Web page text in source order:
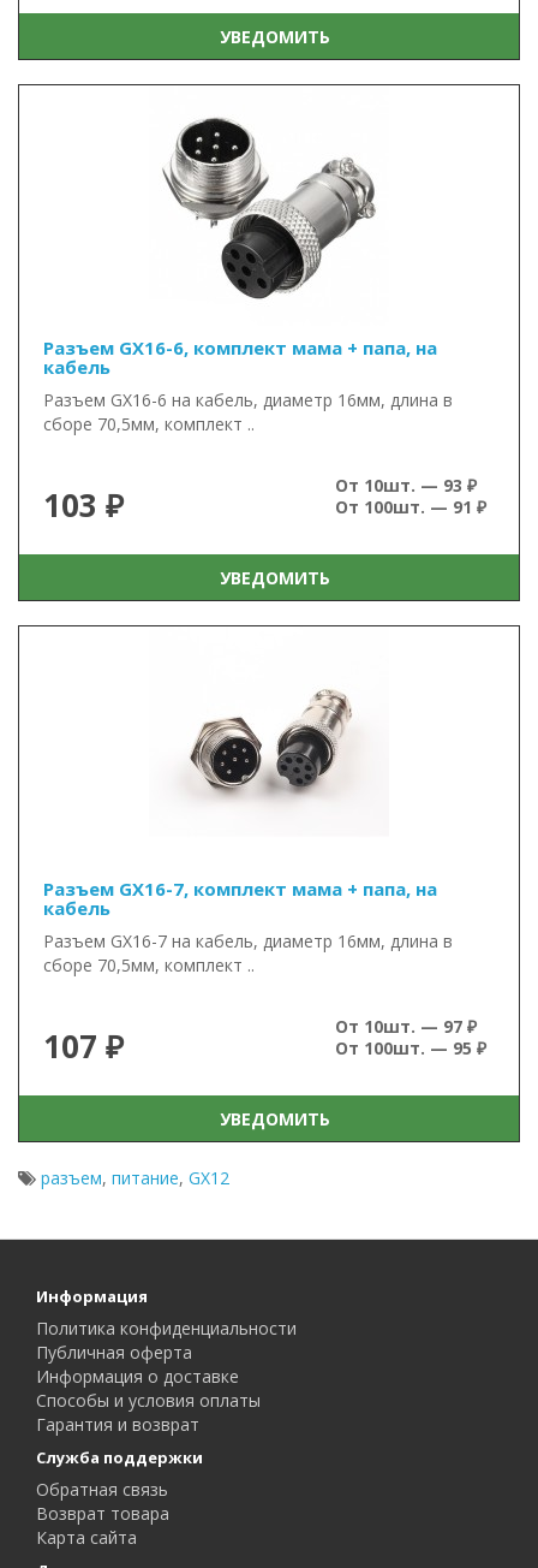
УВЕДОМИТЬ
Разъем GX16-6, комплект мама + папа, на
кабель
Разъем GX16-6 на кабель, диаметр 16мм, длина в
сборе 70,5мм, комплект ..
103 ₽
От 10шт. — 93 ₽
От 100шт. — 91 ₽
УВЕДОМИТЬ
Разъем GX16-7, комплект мама + папа, на
кабель
Разъем GX16-7 на кабель, диаметр 16мм, длина в
сборе 70,5мм, комплект ..
107 ₽
От 10шт. — 97 ₽
От 100шт. — 95 ₽
УВЕДОМИТЬ
разъем, питание, GX12
Информация
Политика конфиденциальности
Публичная оферта
Информация о доставке
Способы и условия оплаты
Гарантия и возврат
Служба поддержки
Обратная связь
Возврат товара
Карта сайта